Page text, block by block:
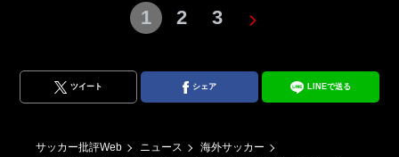
1 2 3
ツイート シェア LINEで送る
サッカー批評Web ニュース
海外サッカー